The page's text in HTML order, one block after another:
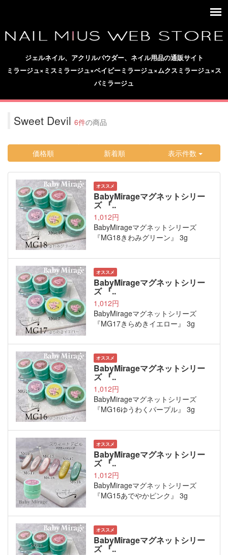
ジェルネイル、アクリルパウダー、ネイル用品の通販サイト
ミラージュ×ミスミラージュ×ベイビーミラージュ×ムクスミラージュ×ス
パミラージュ
Sweet Devil 6件の商品
価格順 新着順 表示件数
オススメ
BabyMirageマグネットシリー
ズ 『..
1,012円
BabyMirageマグネットシリーズ
『MG18きわみグリーン』 3g
オススメ
BabyMirageマグネットシリー
ズ 『..
1,012円
BabyMirageマグネットシリーズ
『MG17きらめきイエロー』 3g
オススメ
BabyMirageマグネットシリー
ズ 『..
1,012円
BabyMirageマグネットシリーズ
『MG16ゆうわくパープル』 3g
オススメ
BabyMirageマグネットシリー
ズ 『..
1,012円
BabyMirageマグネットシリーズ
『MG15あでやかピンク』 3g
オススメ
BabyMirageマグネットシリー
ズ 『..